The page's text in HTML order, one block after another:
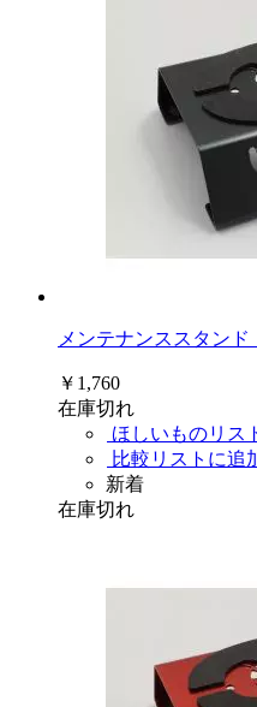
メンテナンススタン
￥1,760
在庫切れ
ほしいものリス
比較リストに追
新着
在庫切れ